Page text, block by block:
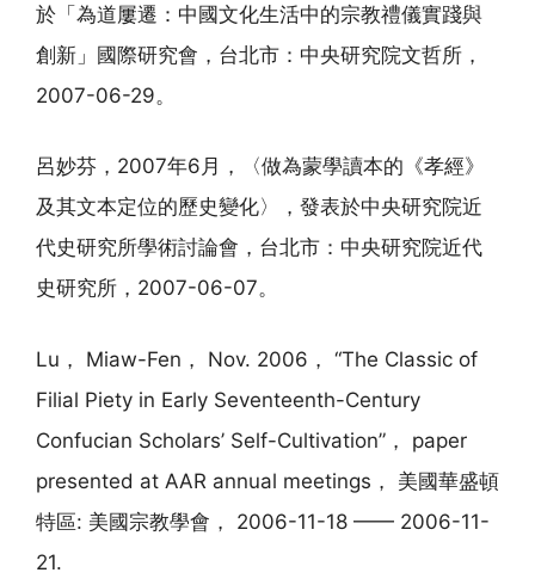
於「為道屢遷：中國文化生活中的宗教禮儀實踐與
創新」國際研究會，台北市：中央研究院文哲所，
2007-06-29。
呂妙芬，2007年6月，〈做為蒙學讀本的《孝經》
及其文本定位的歷史變化〉，發表於中央研究院近
代史研究所學術討論會，台北市：中央研究院近代
史研究所，2007-06-07。
Lu， Miaw-Fen， Nov. 2006， “The Classic of
Filial Piety in Early Seventeenth-Century
Confucian Scholars’ Self-Cultivation”， paper
presented at AAR annual meetings， 美國華盛頓
特區: 美國宗教學會， 2006-11-18 —— 2006-11-
21.